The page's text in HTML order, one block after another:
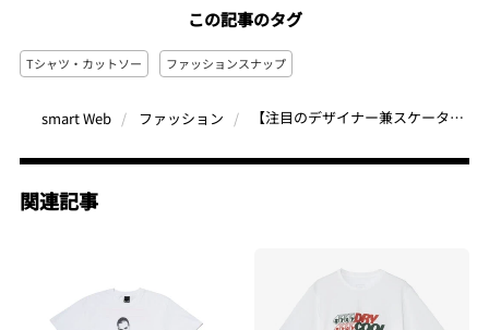
この記事のタグ
Tシャツ・カットソー ファッションスナップ
smart Web ファッション 【注目のデザイナー兼スケーターのTシャツスナップ】体のラインがきれいに見える小さめのリンガーTシャツが気分
関連記事